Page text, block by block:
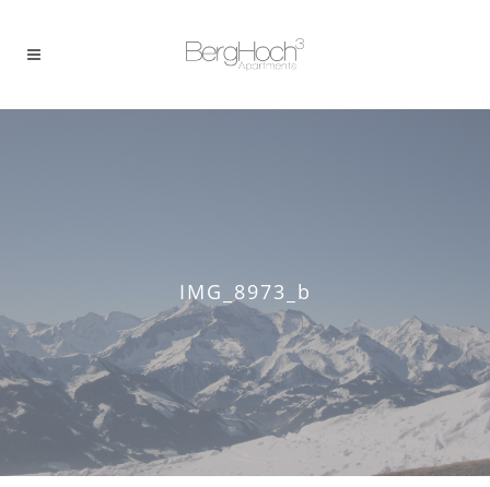
IMG_8973_b